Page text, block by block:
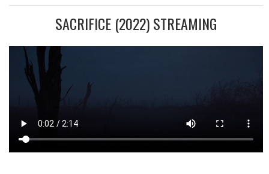
SACRIFICE (2022) STREAMING